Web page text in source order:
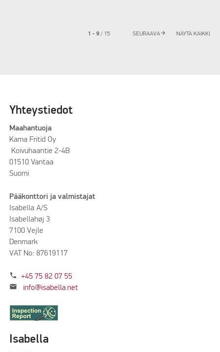
1 - 9 / 15 SEURAAVAarrow_forward NÄYTÄ KAIKKI
Yhteystiedot
Maahantuoja
Kama Fritid Oy
Koivuhaantie 2-4B
01510 Vantaa
Suomi
Pääkonttori ja valmistajat
Isabella A/S
Isabellahøj 3
7100 Vejle
Denmark
VAT No: 87619117
phone +45 75 82 07 55
mail info@isabella.net
Isabella